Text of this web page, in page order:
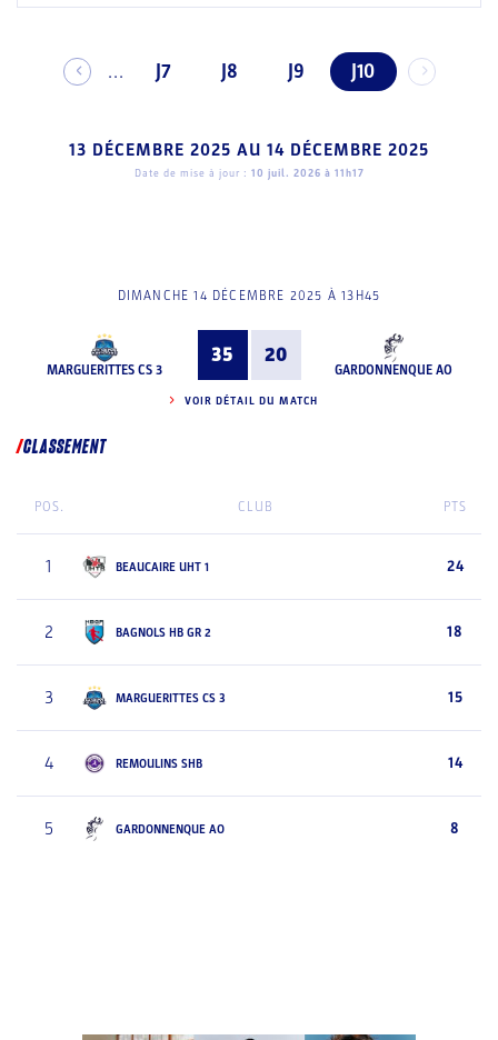
... J7 J8 J9 J10
13 DÉCEMBRE 2025 AU 14 DÉCEMBRE 2025
Date de mise à jour : 10 juil. 2026 à 11h17
DIMANCHE 14 DÉCEMBRE 2025 À 13H45
MARGUERITTES CS 3
35 20
GARDONNENQUE AO
VOIR DÉTAIL DU MATCH
CLASSEMENT
POS. CLUB PTS
1 BEAUCAIRE UHT 1 24
2 BAGNOLS HB GR 2 18
3 MARGUERITTES CS 3 15
4 REMOULINS SHB 14
5 GARDONNENQUE AO 8